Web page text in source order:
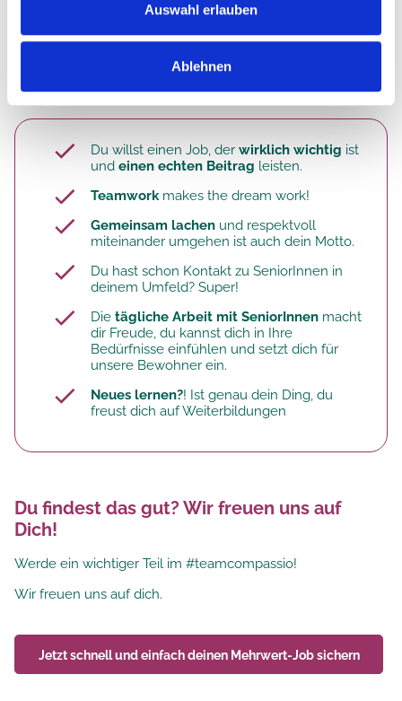
Auswahl erlauben
Ablehnen
Das bist du. Deine Qualifikation.
Du willst einen Job, der wirklich wichtig ist
und einen echten Beitrag leisten.
Teamworkmakes the dream work!
Gemeinsam lachen und respektvoll
miteinander umgehen ist auch dein Motto.
Du hast schon Kontakt zu SeniorInnen in
deinem Umfeld? Super!
Die tägliche Arbeit mit SeniorInnen macht
dir Freude, du kannst dich in Ihre
Bedürfnisse einfühlen und setzt dich für
unsere Bewohner ein.
Neues lernen?! Ist genau dein Ding, du
freust dich auf Weiterbildungen
Du findest das gut? Wir freuen uns auf
Dich!
Werde ein wichtiger Teil im #teamcompassio!
Wir freuen uns auf dich.
Jetzt schnell und einfach deinen Mehrwert-Jobsichern